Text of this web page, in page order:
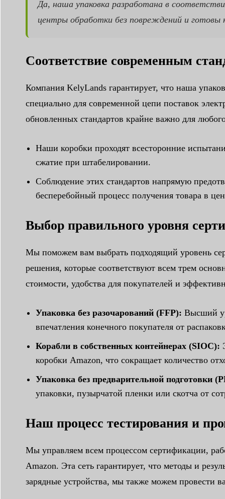
Да, наша упаковка разработана в
центры обработки без повреждений и
Соответствие современным
Компания KelyLands гарантирует, что наша
специально для современной цепи поставок
обновленных стандартов крайне важно для
Наши коробки проходят всесторонние
сжатие при штабелировании.
Соблюдение этих стандартов напрямую
бесперебойный процесс получения товара в
Выбор правильного уровня
Мы поможем вам выбрать подходящий уровень
решения, которые соответствуют всем трем
стоимости, удобства для покупателей и
Упаковка без разочарований (FFP): Высший
впечатления конечного покупателя от
Корабли в собственных контейнерах (SIOC):
коробки Amazon, что сокращает количество
Упаковка без предварительной подготовки
упаковки, пузырчатой пленки или скотча от
Наш процесс тестирования и
Мы управляем всем процессом сертификации,
Amazon. Эта сеть гарантирует, что методы и
зарядные устройства, мы также можем провести